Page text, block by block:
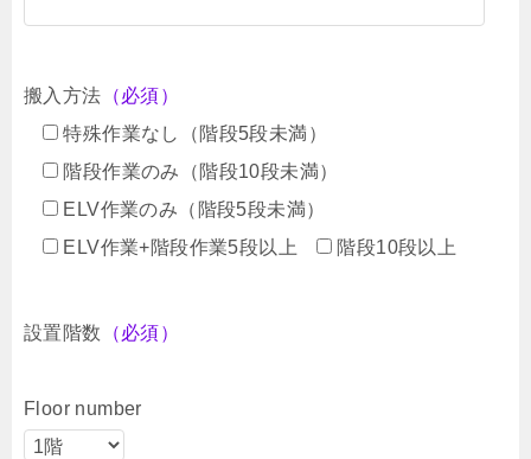
搬入方法 （必須）
特殊作業なし（階段5段未満）
階段作業のみ（階段10段未満）
ELV作業のみ（階段5段未満）
ELV作業+階段作業5段以上
階段10段以上
設置階数 （必須）
Floor number